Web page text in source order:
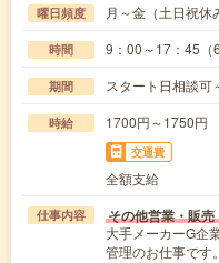
曜日頻度 月～金（土日祝休
時間 9：00～17：45（
期間 スタート日相談可
時給 1700円～1750円
交通費
全額支給
仕事内容 その他営業・販
大手メーカーG企
管理のお仕事で